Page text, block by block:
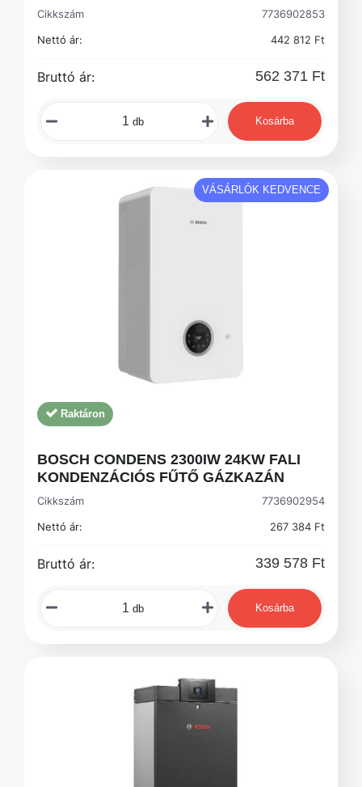
Cikkszám
7736902853
Nettó ár:
442 812 Ft
Bruttó ár: 562 371 Ft
db Kosárba
VÁSÁRLÓK KEDVENCE
Raktáron
BOSCH CONDENS 2300IW 24KW FALI
KONDENZÁCIÓS FŰTŐ GÁZKAZÁN
Cikkszám
7736902954
Nettó ár:
267 384 Ft
Bruttó ár: 339 578 Ft
db Kosárba